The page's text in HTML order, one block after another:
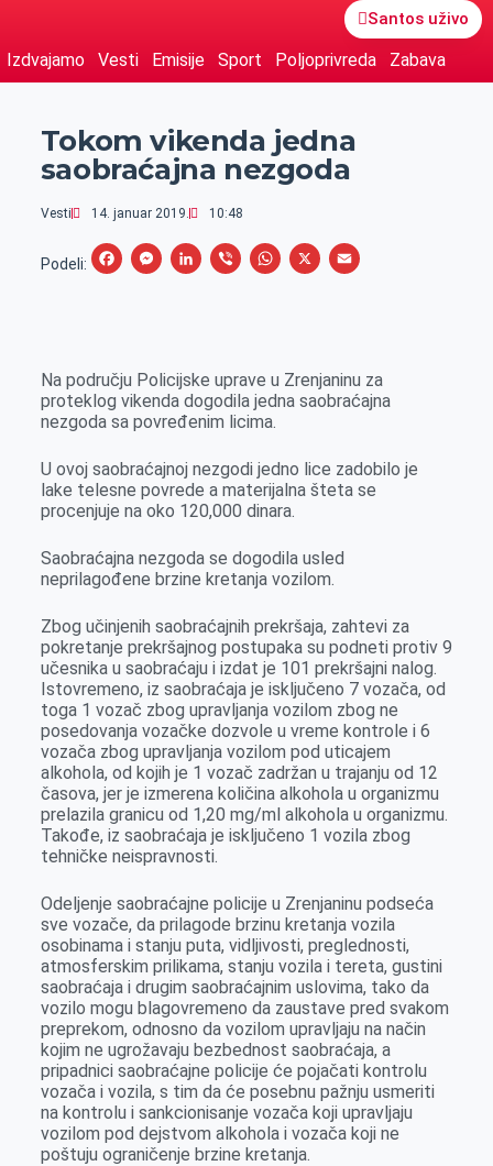
Santos uživo
Izdvajamo Vesti Emisije Sport Poljoprivreda Zabava
Tokom vikenda jedna
saobraćajna nezgoda
Vesti 14. januar 2019. 10:48
Podeli:
F
b
o
k
M
e
n
e
r
L
e
d
n
V
r
W
s
A
p
X
E
l
Na području Policijske uprave u Zrenjaninu za
proteklog vikenda dogodila jedna saobraćajna
nezgoda sa povređenim licima.
U ovoj saobraćajnoj nezgodi jedno lice zadobilo je
lake telesne povrede a materijalna šteta se
procenjuje na oko 120,000 dinara.
Saobraćajna nezgoda se dogodila usled
neprilagođene brzine kretanja vozilom.
Zbog učinjenih saobraćajnih prekršaja, zahtevi za
pokretanje prekršajnog postupaka su podneti protiv 9
učesnika u saobraćaju i izdat je 101 prekršajni nalog.
Istovremeno, iz saobraćaja je isključeno 7 vozača, od
toga 1 vozač zbog upravljanja vozilom zbog ne
posedovanja vozačke dozvole u vreme kontrole i 6
vozača zbog upravljanja vozilom pod uticajem
alkohola, od kojih je 1 vozač zadržan u trajanju od 12
časova, jer je izmerena količina alkohola u organizmu
prelazila granicu od 1,20 mg/ml alkohola u organizmu.
Takođe, iz saobraćaja je isključeno 1 vozila zbog
tehničke neispravnosti.
Odeljenje saobraćajne policije u Zrenjaninu podseća
sve vozače, da prilagode brzinu kretanja vozila
osobinama i stanju puta, vidljivosti, preglednosti,
atmosferskim prilikama, stanju vozila i tereta, gustini
saobraćaja i drugim saobraćajnim uslovima, tako da
vozilo mogu blagovremeno da zaustave pred svakom
preprekom, odnosno da vozilom upravljaju na način
kojim ne ugrožavaju bezbednost saobraćaja, a
pripadnici saobraćajne policije će pojačati kontrolu
vozača i vozila, s tim da će posebnu pažnju usmeriti
na kontrolu i sankcionisanje vozača koji upravljaju
vozilom pod dejstvom alkohola i vozača koji ne
poštuju ograničenje brzine kretanja.